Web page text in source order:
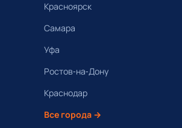
Красноярск
Самара
Уфа
Ростов-на-Дону
Краснодар
Все города →